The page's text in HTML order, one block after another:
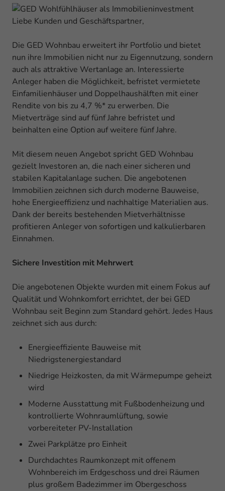
Liebe Kunden und Geschäftspartner,
Die GED Wohnbau erweitert ihr Portfolio und bietet
nun ihre Immobilien nicht nur zu Eigennutzung, sondern
auch als attraktive Wertanlage an. Interessierte
Anleger haben die Möglichkeit, befristet vermietete
Einfamilienhäuser und Doppelhaushälften mit einer
Rendite von bis zu 4,7 %* zu erwerben. Die
Mietverträge sind auf fünf Jahre befristet und
beinhalten eine Option auf weitere fünf Jahre.
Mit diesem neuen Angebot spricht GED Wohnbau
gezielt Investoren an, die nach einer sicheren und
stabilen Kapitalanlage suchen. Die angebotenen
Immobilien zeichnen sich durch moderne Bauweise,
hohe Energieeffizienz und nachhaltige Materialien aus.
Dank der bereits bestehenden Mietverhältnisse
profitieren Anleger von sofortigen und kalkulierbaren
Einnahmen.
Sichere Investition mit Mehrwert
Die angebotenen Objekte wurden mit einem Fokus auf
Qualität und Wohnkomfort errichtet, der bei GED
Wohnbau seit Beginn zum Standard gehört. Jedes Haus
zeichnet sich aus durch:
Energieeffiziente Bauweise mit
Niedrigstenergiestandard
Niedrige Heizkosten, da mit Wärmepumpe geheizt
wird
Moderne Ausstattung mit Fußbodenheizung und
kontrollierte Wohnraumlüftung, sowie
vorbereiteter PV-Installation
Zwei Parkplätze pro Einheit
Durchdachtes Raumkonzept mit offenem
Wohnbereich im Erdgeschoss und drei Räumen
plus großem Badezimmer im Obergeschoss